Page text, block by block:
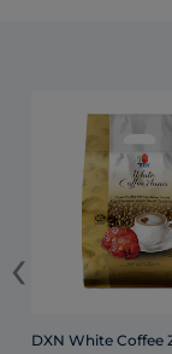
DXN White Coffee
‹